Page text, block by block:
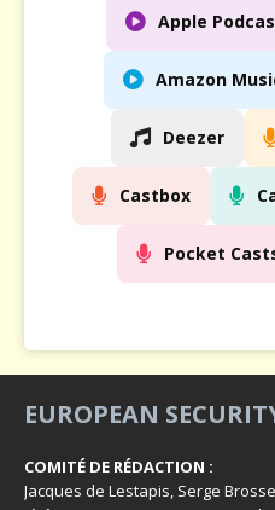
Apple
Amazon
Deezer
Castbox
Pocket
EUROPEAN
COMITÉ DE RÉDACTION :
Jacques de Lestapis, Serge